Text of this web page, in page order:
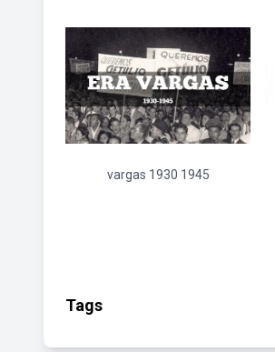
vargas 1930 1945
Tags